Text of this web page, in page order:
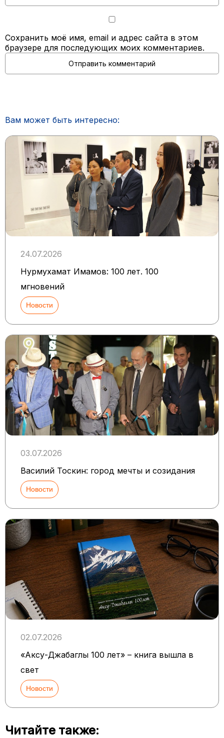
Сохранить моё имя, email и адрес сайта в этом
браузере для последующих моих комментариев.
Вам может быть интересно:
24.07.2026
Нурмухамат Имамов: 100 лет. 100
мгновений
Новости
03.07.2026
Василий Тоскин: город мечты и созидания
Новости
02.07.2026
«Аксу-Джабаглы 100 лет» – книга вышла в
свет
Новости
Читайте также: